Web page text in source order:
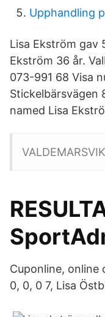
Upphandling
Lisa Ekström gav
Ekström 36 år.
073-991 68 Visa
Stickelbärsvägen
named Lisa
Cuponline, online
0, 0, 0 7, Lisa